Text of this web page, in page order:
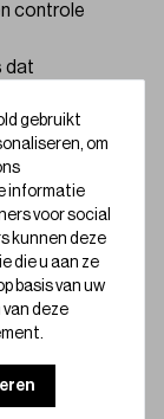
controle
dat
voor het
van
van Bold.
nu
tevreden
woon- en
en
van
focus op
gebruikt
om
informatie
voor social
kunnen deze
die u aan ze
basis van uw
deze